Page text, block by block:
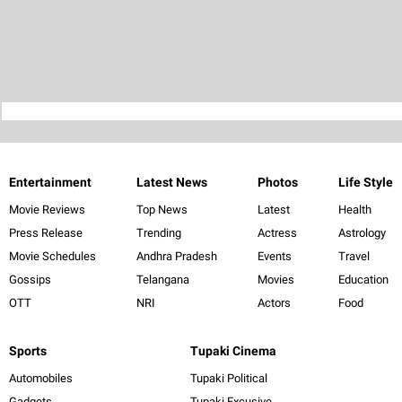
Entertainment
Movie Reviews
Press Release
Movie Schedules
Gossips
OTT
Latest News
Top News
Trending
Andhra Pradesh
Telangana
NRI
Photos
Latest
Actress
Events
Movies
Actors
Life Style
Health
Astrology
Travel
Education
Food
Sports
Automobiles
Tupaki Cinema
Tupaki Political